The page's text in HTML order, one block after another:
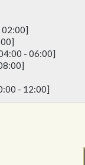
02:00]
- 06:00]
- 12:00]